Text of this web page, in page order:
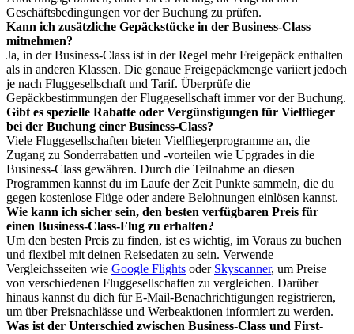
Geschäftsbedingungen vor der Buchung zu prüfen.
Kann ich zusätzliche Gepäckstücke in der Business-Class
mitnehmen?
Ja, in der Business-Class ist in der Regel mehr Freigepäck enthalten
als in anderen Klassen. Die genaue Freigepäckmenge variiert jedoch
je nach Fluggesellschaft und Tarif. Überprüfe die
Gepäckbestimmungen der Fluggesellschaft immer vor der Buchung.
Gibt es spezielle Rabatte oder Vergünstigungen für Vielflieger
bei der Buchung einer Business-Class?
Viele Fluggesellschaften bieten Vielfliegerprogramme an, die
Zugang zu Sonderrabatten und -vorteilen wie Upgrades in die
Business-Class gewähren. Durch die Teilnahme an diesen
Programmen kannst du im Laufe der Zeit Punkte sammeln, die du
gegen kostenlose Flüge oder andere Belohnungen einlösen kannst.
Wie kann ich sicher sein, den besten verfügbaren Preis für
einen Business-Class-Flug zu erhalten?
Um den besten Preis zu finden, ist es wichtig, im Voraus zu buchen
und flexibel mit deinen Reisedaten zu sein. Verwende
Vergleichsseiten wie Google Flights oder Skyscanner, um Preise
von verschiedenen Fluggesellschaften zu vergleichen. Darüber
hinaus kannst du dich für E-Mail-Benachrichtigungen registrieren,
um über Preisnachlässe und Werbeaktionen informiert zu werden.
Was ist der Unterschied zwischen Business-Class und First-